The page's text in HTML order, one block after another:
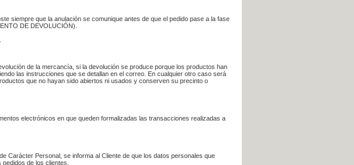
siempre que la anulación se comunique antes de que el pedido pase a la fase
DE DEVOLUCIÓN).
de la mercancía, si la devolución se produce porque los productos han
las instrucciones que se detallan en el correo. En cualquier otro caso será
que no hayan sido abiertos ni usados y conserven su precinto o
electrónicos en que queden formalizadas las transacciones realizadas a
Carácter Personal, se informa al Cliente de que los datos personales que
de los clientes.